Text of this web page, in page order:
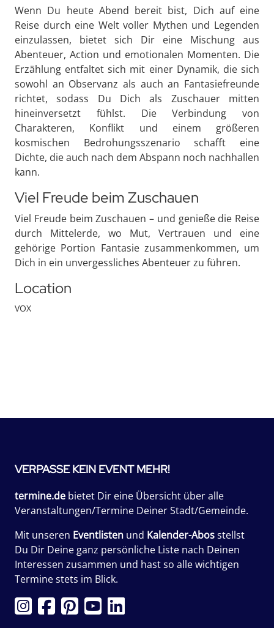
Wenn Du heute Abend bereit bist, Dich auf eine
Reise durch eine Welt voller Mythen und Legenden
einzulassen, bietet sich Dir eine Mischung aus
Abenteuer, Action und emotionalen Momenten. Die
Erzählung entfaltet sich mit einer Dynamik, die sich
sowohl an Observanz als auch an Fantasiefreunde
richtet, sodass Du Dich als Zuschauer mitten
hineinversetzt fühlst. Die Verbindung von
Charakteren, Konflikt und einem größeren
kosmischen Bedrohungsszenario schafft eine
Dichte, die auch nach dem Abspann noch nachhallen
kann.
Viel Freude beim Zuschauen
Viel Freude beim Zuschauen – und genieße die Reise
durch Mittelerde, wo Mut, Vertrauen und eine
gehörige Portion Fantasie zusammenkommen, um
Dich in ein unvergessliches Abenteuer zu führen.
Location
VOX
VERPASSE KEIN EVENT MEHR!
termine.de bietet Dir eine Übersicht über alle
Veranstaltungen/Termine Deiner Stadt/Gemeinde.
Mit unseren Eventlisten und Kalender-Abosstellst
Du Dir Deine ganz persönliche Liste nach Deinen
Interessen zusammen und hast so alle wichtigen
Termine stets im Blick.